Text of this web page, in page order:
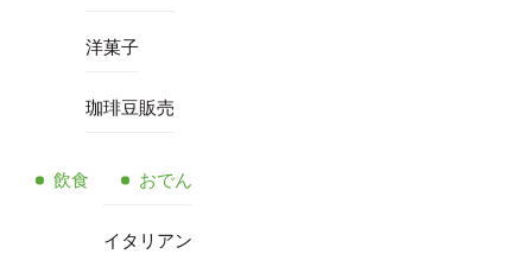
洋菓子
珈琲豆販売
飲食 おでん
イタリアン